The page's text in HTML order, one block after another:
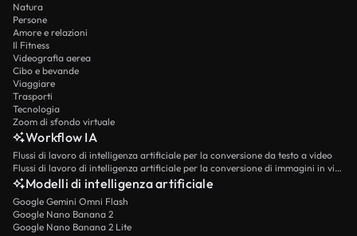
Natura
Persone
Amore e relazioni
Il Fitness
Videografia aerea
Cibo e bevande
Viaggiare
Trasporti
Tecnologia
Zoom di sfondo virtuale
Workflow IA
Flussi di lavoro di intelligenza artificiale per la conversione da testo a video
Flussi di lavoro di intelligenza artificiale per la conversione di immagini in video
Modelli di intelligenza artificiale
Google Gemini Omni Flash
Google Nano Banana 2
Google Nano Banana 2 Lite